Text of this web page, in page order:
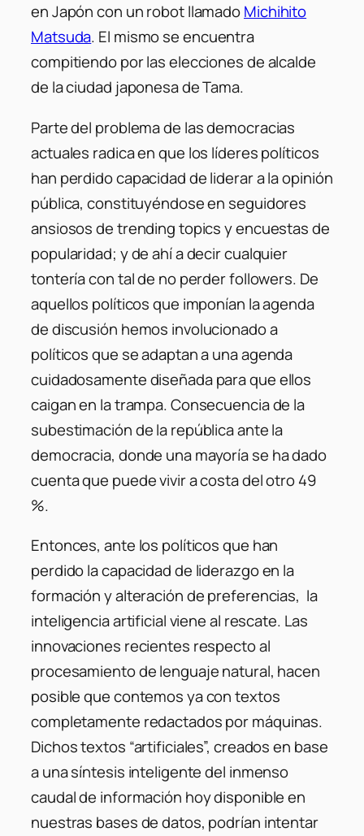
en Japón con un robot llamadoMichihito
Matsuda. El mismo se encuentra
compitiendo por las elecciones de alcalde
de la ciudad japonesa de Tama.
Parte del problema de las democracias
actuales radica en que los líderes políticos
han perdido capacidad de liderar a la opinión
pública, constituyéndose en seguidores
ansiosos de trending topics y encuestas de
popularidad; y de ahí a decir cualquier
tontería con tal de no perder followers. De
aquellos políticos que imponían la agenda
de discusión hemos involucionado a
políticos que se adaptan a una agenda
cuidadosamente diseñada para que ellos
caigan en la trampa. Consecuencia de la
subestimación de la república ante la
democracia, donde una mayoría se ha dado
cuenta que puede vivir a costa del otro 49
%.
Entonces, ante los políticos que han
perdido la capacidad de liderazgo en la
formación y alteración de preferencias, la
inteligencia artificial viene al rescate. Las
innovaciones recientes respecto al
procesamiento de lenguaje natural, hacen
posible que contemos ya con textos
completamente redactados por máquinas.
Dichos textos “artificiales”, creados en base
a una síntesis inteligente del inmenso
caudal de información hoy disponible en
nuestras bases de datos, podrían intentar